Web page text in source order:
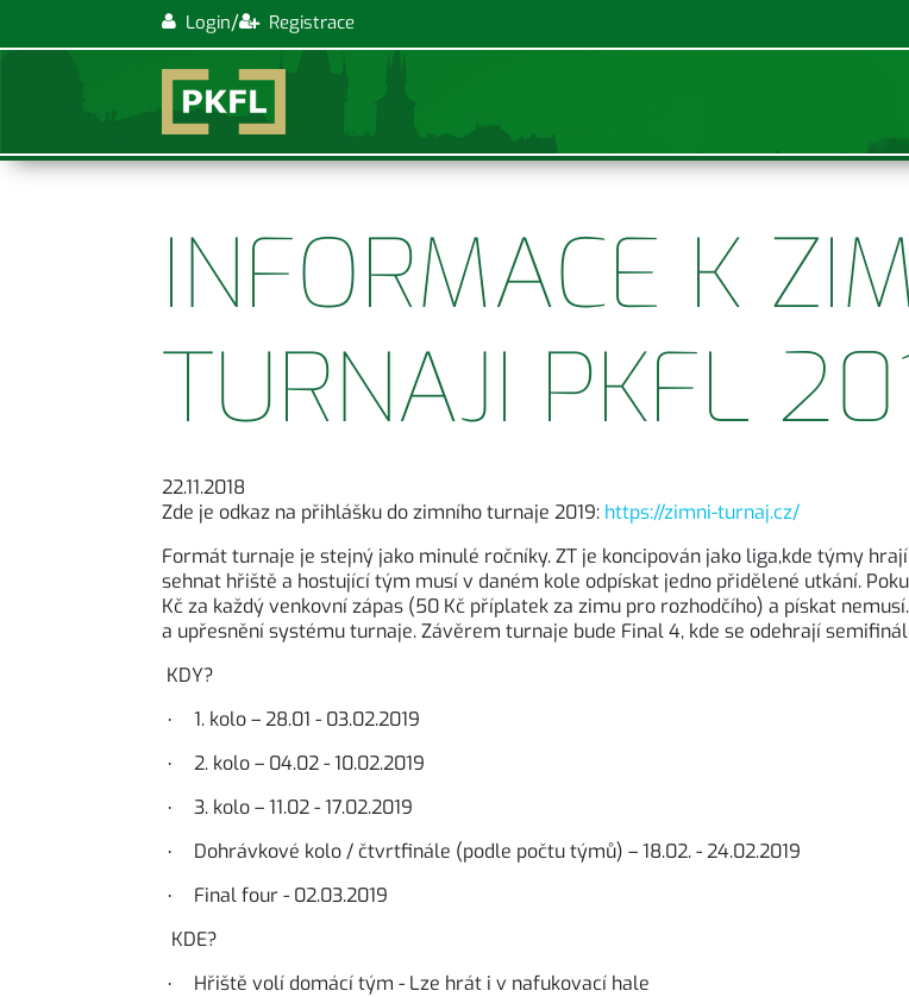
Login/ Registrace
INFORMACE K
TURNAJI PKFL
22.11.2018
Zde je odkaz na přihlášku do zimního turnaje 2019: https://zimni-turnaj.cz/
Formát turnaje je stejný jako minulé ročníky. ZT je koncipován jako liga,kde týmy
sehnat hřiště a hostující tým musí v daném kole odpískat jedno přidělené utkání.
Kč za každý venkovní zápas (50 Kč příplatek za zimu pro rozhodčího) a pískat
a upřesnění systému turnaje. Závěrem turnaje bude Final 4, kde se odehrají
KDY?
· 1. kolo – 28.01 - 03.02.2019
· 2. kolo – 04.02 - 10.02.2019
· 3. kolo – 11.02 - 17.02.2019
· Dohrávkové kolo / čtvrtfinále (podle počtu týmů) – 18.02. - 24.02.2019
·
Final four - 02.03.2019
KDE?
· Hřiště volí domácí tým - Lze hrát i v nafukovací hale